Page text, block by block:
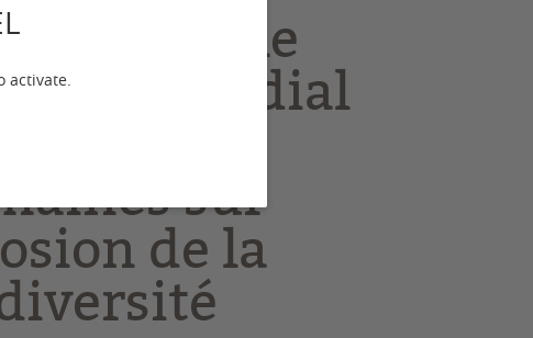
activate.
révèle
mondial
sur
de la